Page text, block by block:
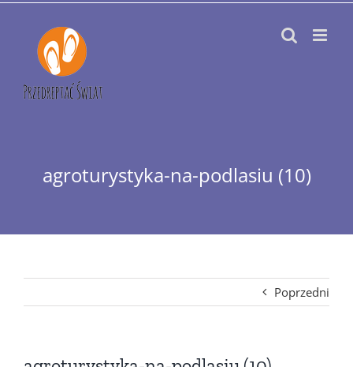
Przejdź
zawartości
agroturystyka-na-podlasiu (10)
Poprzedni